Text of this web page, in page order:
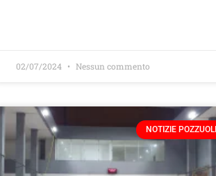
02/07/2024 Nessun commento
NOTIZIE POZZUOLI